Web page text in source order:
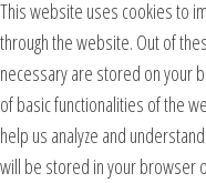
This website uses cookies to
through the website. Out of
necessary are stored on your
of basic functionalities of the
help us analyze and
will be stored in your browser